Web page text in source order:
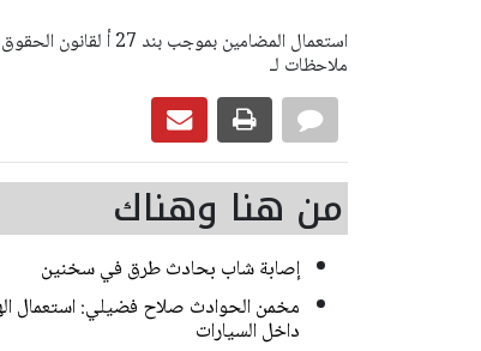
ملاحظات لـ
من هنا وهناك
إصابة شاب بحادث طرق في سخنين
مخمن الحوادث صلاح فضيلي: استعمال
داخل السيارات